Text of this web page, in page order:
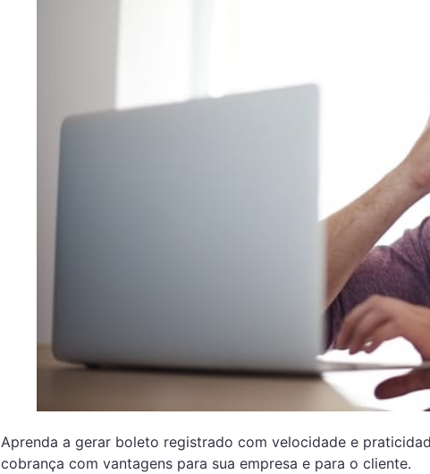
Aprenda a gerar boleto registrado com velocidade e
cobrança com vantagens para sua empresa e para o cliente.